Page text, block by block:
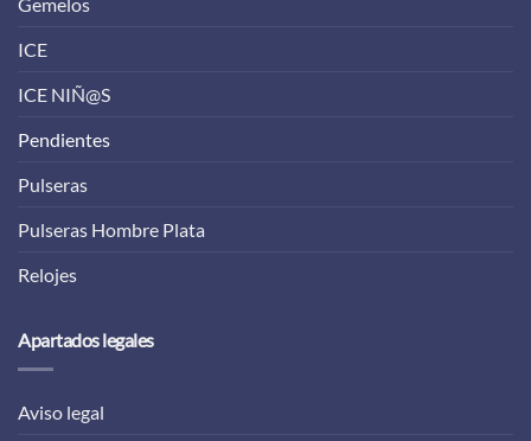
Gemelos
ICE
ICE NIÑ@S
Pendientes
Pulseras
Pulseras Hombre Plata
Relojes
Apartados legales
Aviso legal